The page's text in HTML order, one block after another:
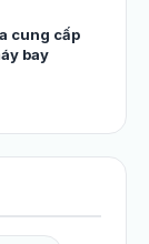
cung cấp
bay